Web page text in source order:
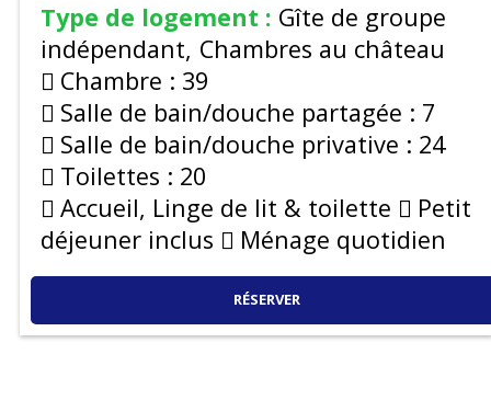
Type de logement : Gîte de groupe
indépendant Chambres au château
Chambre : 39
Salle de bain/douche partagée : 7
Salle de bain/douche privative : 24
Toilettes : 20
Accueil, Linge de lit & toilette
Petit
déjeuner inclus
Ménage quotidien
RÉSERVER